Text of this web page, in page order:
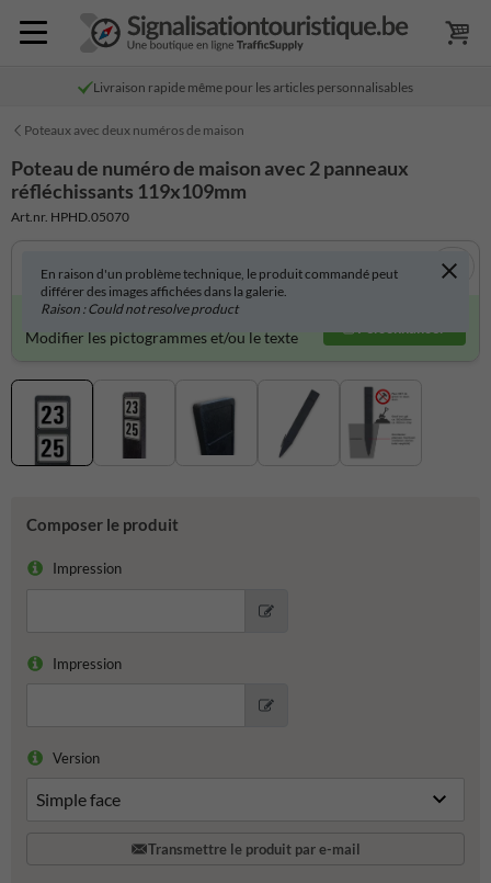
Livraison rapide même pour les articles personnalisables
Poteaux avec deux numéros de maison
Poteau de numéro de maison avec 2 panneaux
réfléchissants 119x109mm
Art.nr. HPHD.05070
En raison d'un problème technique, le produit commandé peut
différer des images affichées dans la galerie.
Raison : Could not resolve product
Produit personnalisable ?
Modifier les pictogrammes et/ou le texte
Personnaliser
Composer le produit
Impression
Impression
Version
Transmettre le produit par e-mail